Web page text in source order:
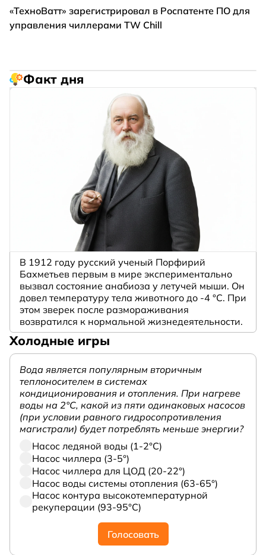
«ТехноВатт» зарегистрировал в Роспатенте ПО для
управления чиллерами TW Chill
Факт дня
В 1912 году русский ученый Порфирий
Бахметьев первым в мире экспериментально
вызвал состояние анабиоза у летучей мыши. Он
довел температуру тела животного до -4 °C. При
этом зверек после размораживания
возвратился к нормальной жизнедеятельности.
Холодные игры
Вода является популярным вторичным
теплоносителем в системах
кондиционирования и отопления. При нагреве
воды на 2°С, какой из пяти одинаковых насосов
(при условии равного гидросопротивления
магистрали) будет потреблять меньше энергии?
Насос ледяной воды (1-2°С)
Насос чиллера (3-5°)
Насос чиллера для ЦОД (20-22°)
Насос воды системы отопления (63-65°)
Насос контура высокотемпературной
рекуперации (93-95°С)
Голосовать